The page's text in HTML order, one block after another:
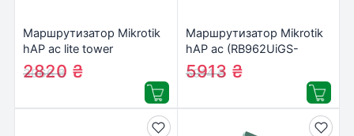
Маршрутизатор Mikrotik
hAP ac lite tower
(RB952Ui-5ac2nD-TC)
3066₴
2820 ₴
Маршрутизатор Mikrotik
hAP ac (RB962UiGS-
5HacT2HnT)
5914₴
5913 ₴